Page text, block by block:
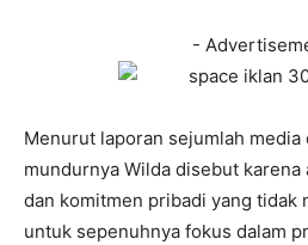
-
Menurut laporan sejumlah media
mundurnya Wilda disebut karena
dan komitmen pribadi yang tidak
untuk sepenuhnya fokus dalam